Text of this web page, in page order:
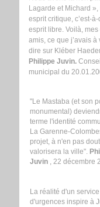
Lagarde et Michard
esprit critique, c’est-
esprit libre. Voilà, mes
amis, ce que j’avais à
dire sur Kléber
Philippe Juvin.Conseil
municipal du
"Le Mastaba (et son
monumental)
terme l'identité
La Garenne-
projet, à n'en pas
valorisera la ville".
Juvin
, 22 décembre
La réalité d'un service
d'urgences inspire à